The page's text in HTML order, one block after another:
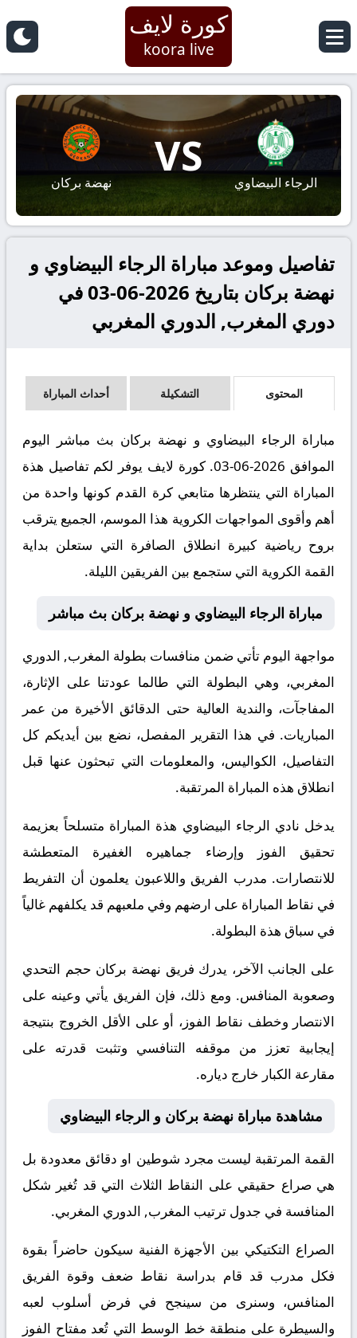
كورة لايف
koora live
الرجاء البيضاوي
VS
نهضة بركان
تفاصيل وموعد مباراة الرجاء البيضاوي و
نهضة بركان بتاريخ 2026-06-03 في
دوري المغرب, الدوري المغربي
المحتوى التشكيلة أحداث المباراة
مباراة الرجاء البيضاوي و نهضة بركان بث مباشر اليوم
الموافق 2026-06-03. كورة لايف يوفر لكم تفاصيل هذة
المباراة التي ينتظرها متابعي كرة القدم كونها واحدة من
أهم وأقوى المواجهات الكروية هذا الموسم، الجميع يترقب
بروح رياضية كبيرة انطلاق الصافرة التي ستعلن بداية
القمة الكروية التي ستجمع بين الفريقين الليلة.
مباراة الرجاء البيضاوي و نهضة بركان بث مباشر
مواجهة اليوم تأتي ضمن منافسات بطولة المغرب, الدوري
المغربي، وهي البطولة التي طالما عودتنا على الإثارة،
المفاجآت، والندية العالية حتى الدقائق الأخيرة من عمر
المباريات. في هذا التقرير المفصل، نضع بين أيديكم كل
التفاصيل، الكواليس، والمعلومات التي تبحثون عنها قبل
انطلاق هذه المباراة المرتقبة.
يدخل نادي الرجاء البيضاوي هذة المباراة متسلحاً بعزيمة
تحقيق الفوز وإرضاء جماهيره الغفيرة المتعطشة
للانتصارات. مدرب الفريق واللاعبون يعلمون أن التفريط
في نقاط المباراة على ارضهم وفي ملعبهم قد يكلفهم غالياً
في سباق هذة البطولة.
على الجانب الآخر، يدرك فريق نهضة بركان حجم التحدي
وصعوبة المنافس. ومع ذلك، فإن الفريق يأتي وعينه على
الانتصار وخطف نقاط الفوز، أو على الأقل الخروج بنتيجة
إيجابية تعزز من موقفه التنافسي وتثبت قدرته على
مقارعة الكبار خارج دياره.
مشاهدة مباراة نهضة بركان و الرجاء البيضاوي
القمة المرتقبة ليست مجرد شوطين او دقائق معدودة بل
هي صراع حقيقي على النقاط الثلاث التي قد تُغير شكل
المنافسة في جدول ترتيب المغرب, الدوري المغربي.
الصراع التكتيكي بين الأجهزة الفنية سيكون حاضراً بقوة
فكل مدرب قد قام بدراسة نقاط ضعف وقوة الفريق
المنافس، وسنرى من سينجح في فرض أسلوب لعبه
والسيطرة على منطقة خط الوسط التي تُعد مفتاح الفوز